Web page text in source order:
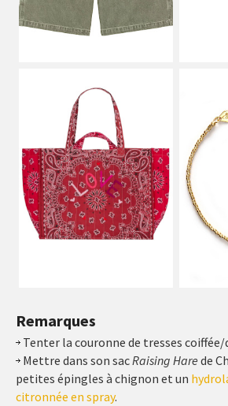
Remarques
Tenter la couronne de tresses coiffée/
Mettre dans son sacRaising Hare de
petites épingles à chignon et un
citronnée en spray.